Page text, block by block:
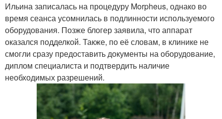
Ильина записалась на процедуру Morpheus, однако во
время сеанса усомнилась в подлинности используемого
оборудования. Позже блогер заявила, что аппарат
оказался подделкой. Также, по её словам, в клинике не
смогли сразу предоставить документы на оборудование,
диплом специалиста и подтвердить наличие
необходимых разрешений.